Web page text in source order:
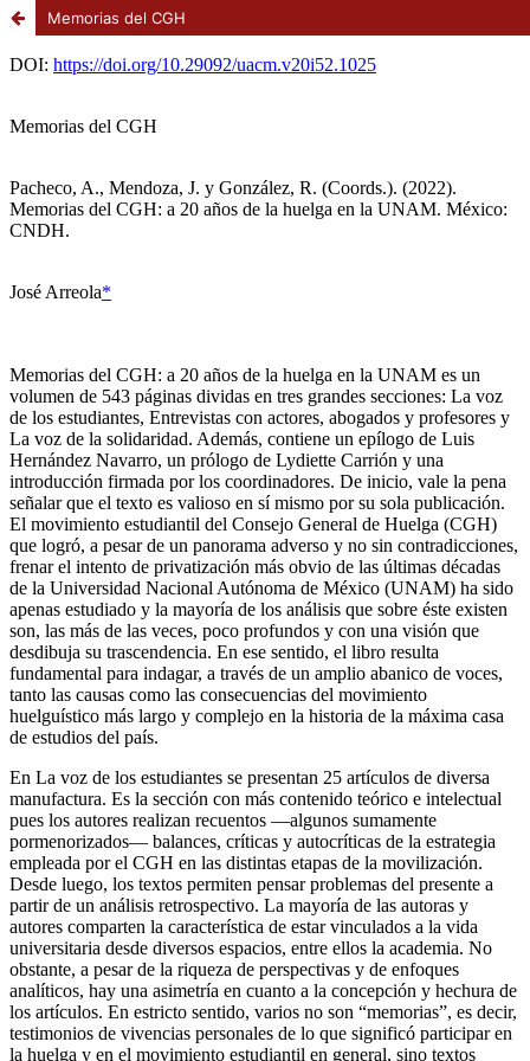
Memorias del CGH